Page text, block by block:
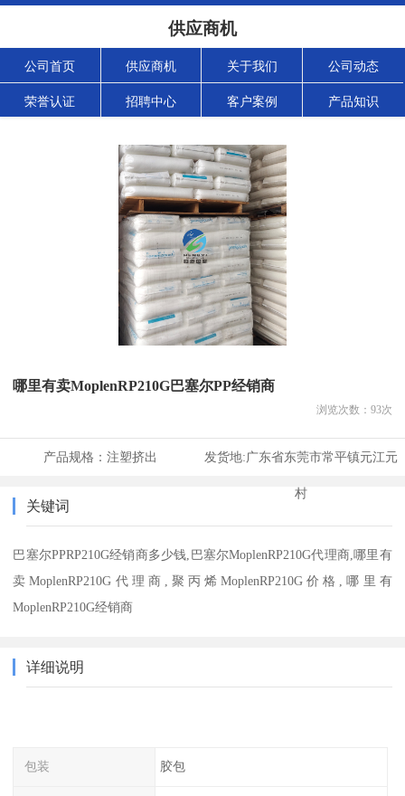
供应商机
公司首页 供应商机 关于我们 公司动态
荣誉认证 招聘中心 客户案例 产品知识
哪里有卖MoplenRP210G巴塞尔PP经销商
浏览次数： 93次
产品规格： 注塑挤出 发货地:广东省东莞市常平镇元江元
村
关键词
巴塞尔PPRP210G经销商多少钱,巴塞尔MoplenRP210G代理商,哪里有
卖MoplenRP210G代理商,聚丙烯MoplenRP210G价格,哪里有
MoplenRP210G经销商
详细说明
包装 胶包